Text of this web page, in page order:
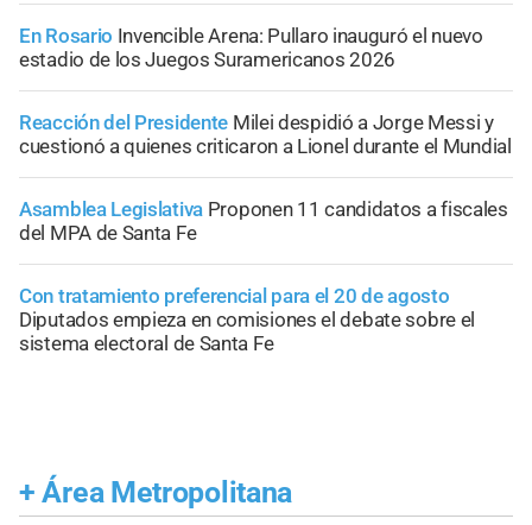
En Rosario Invencible Arena: Pullaro inauguró el nuevo
estadio de los Juegos Suramericanos 2026
Reacción del Presidente Milei despidió a Jorge Messi y
cuestionó a quienes criticaron a Lionel durante el Mundial
Asamblea Legislativa Proponen 11 candidatos a fiscales
del MPA de Santa Fe
Con tratamiento preferencial para el 20 de agosto
Diputados empieza en comisiones el debate sobre el
sistema electoral de Santa Fe
+ Área Metropolitana